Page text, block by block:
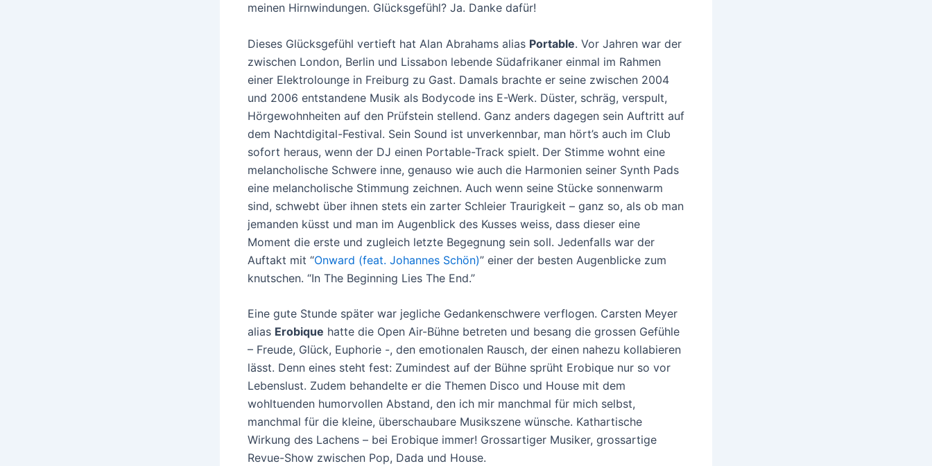
meinen Hirnwindungen. Glücksgefühl? Ja. Danke dafür!
Dieses Glücksgefühl vertieft hat Alan Abrahams alias Portable. Vor Jahren war der
zwischen London, Berlin und Lissabon lebende Südafrikaner einmal im Rahmen
einer Elektrolounge in Freiburg zu Gast. Damals brachte er seine zwischen 2004
und 2006 entstandene Musik als Bodycode ins E-Werk. Düster, schräg, verspult,
Hörgewohnheiten auf den Prüfstein stellend. Ganz anders dagegen sein Auftritt auf
dem Nachtdigital-Festival. Sein Sound ist unverkennbar, man hört’s auch im Club
sofort heraus, wenn der DJ einen Portable-Track spielt. Der Stimme wohnt eine
melancholische Schwere inne, genauso wie auch die Harmonien seiner Synth Pads
eine melancholische Stimmung zeichnen. Auch wenn seine Stücke sonnenwarm
sind, schwebt über ihnen stets ein zarter Schleier Traurigkeit – ganz so, als ob man
jemanden küsst und man im Augenblick des Kusses weiss, dass dieser eine
Moment die erste und zugleich letzte Begegnung sein soll. Jedenfalls war der
Auftakt mit “Onward (feat. Johannes Schön)” einer der besten Augenblicke zum
knutschen. “In The Beginning Lies The End.”
Eine gute Stunde später war jegliche Gedankenschwere verflogen. Carsten Meyer
alias Erobique hatte die Open Air-Bühne betreten und besang die grossen Gefühle
– Freude, Glück, Euphorie -, den emotionalen Rausch, der einen nahezu kollabieren
lässt. Denn eines steht fest: Zumindest auf der Bühne sprüht Erobique nur so vor
Lebenslust. Zudem behandelte er die Themen Disco und House mit dem
wohltuenden humorvollen Abstand, den ich mir manchmal für mich selbst,
manchmal für die kleine, überschaubare Musikszene wünsche. Kathartische
Wirkung des Lachens – bei Erobique immer! Grossartiger Musiker, grossartige
Revue-Show zwischen Pop, Dada und House.